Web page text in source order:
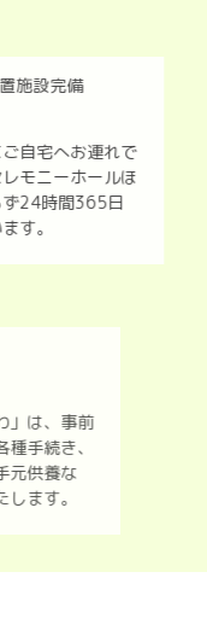
自宅へお連れで
モニーホールほ
ず24時間365日
す。
わ」は、事前
各種手続き、
手元供養な
たします。